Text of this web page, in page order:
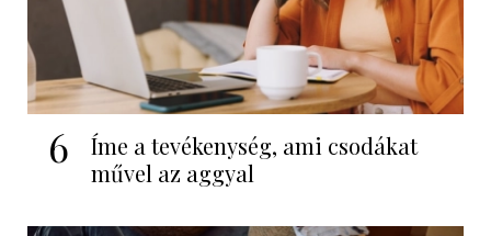
6
Íme a tevékenység, ami csodákat
művel az aggyal